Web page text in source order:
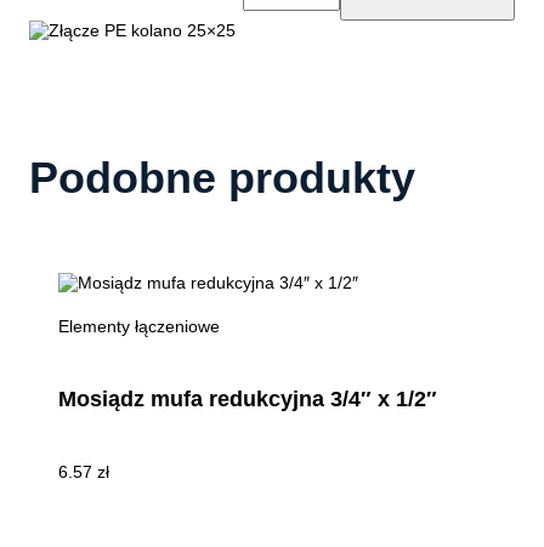
Podobne produkty
Elementy łączeniowe
Mosiądz mufa redukcyjna 3/4″ x 1/2″
6.57 zł